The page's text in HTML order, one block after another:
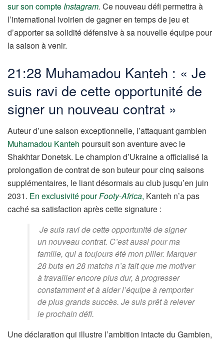
sur son compteInstagram. Ce nouveau défi permettra à
l’international ivoirien de gagner en temps de jeu et
d’apporter sa solidité défensive à sa nouvelle équipe pour
la saison à venir.
21:28 Muhamadou Kanteh : « Je
suis ravi de cette opportunité de
signer un nouveau contrat »
Auteur d’une saison exceptionnelle, l’attaquant gambien
Muhamadou Kanteh poursuit son aventure avec le
Shakhtar Donetsk. Le champion d’Ukraine a officialisé la
prolongation de contrat de son buteur pour cinq saisons
supplémentaires, le liant désormais au club jusqu’en juin
2031. En exclusivité pourFooty-Africa, Kanteh n’a pas
caché sa satisfaction après cette signature :
Je suis ravi de cette opportunité de signer
un nouveau contrat. C’est aussi pour ma
famille, qui a toujours été mon pilier. Marquer
28 buts en 28 matchs n’a fait que me motiver
à travailler encore plus dur, à progresser
constamment et à aider l’équipe à remporter
de plus grands succès. Je suis prêt à relever
le prochain défi.
Une déclaration qui illustre l’ambition intacte du Gambien,